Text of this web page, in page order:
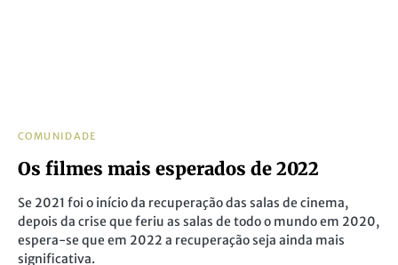
COMUNIDADE
Os filmes mais esperados de 2022
Se 2021 foi o início da recuperação das salas de cinema,
depois da crise que feriu as salas de todo o mundo em 2020,
espera-se que em 2022 a recuperação seja ainda mais
significativa.